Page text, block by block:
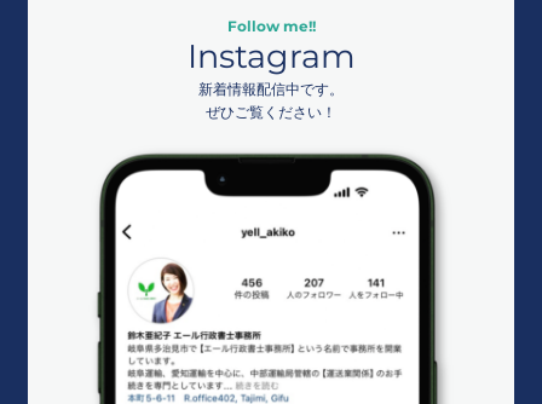
Follow me!!
Instagram
新着情報配信中です。
ぜひご覧ください！